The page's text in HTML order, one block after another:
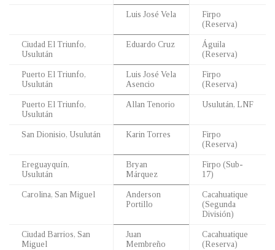
Luis José Vela
Firpo
(Reserva)
Ciudad El Triunfo,
Usulután
Eduardo Cruz
Águila
(Reserva)
Puerto El Triunfo,
Usulután
Luis José Vela
Asencio
Firpo
(Reserva)
Puerto El Triunfo,
Usulután
Allan Tenorio Usulután, LNF
San Dionisio, Usulután Karin Torres
Firpo
(Reserva)
Ereguayquín,
Usulután
Bryan
Márquez
Firpo (Sub-
17)
Carolina, San Miguel
Anderson
Portillo
Cacahuatique
(Segunda
División)
Ciudad Barrios, San
Miguel
Juan
Membreño
Cacahuatique
(Reserva)